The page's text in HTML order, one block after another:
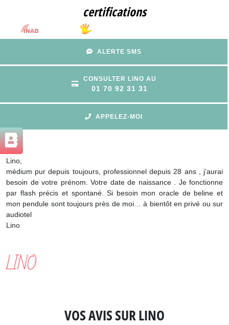
certifications
ALERTE SMS
CONSULTER LINO AU
01 70 92 31 31
APPELEZ-MOI
Lino,
médium pur depuis toujours, professionnel depuis 28 ans , j’aurai
besoin de votre prénom. Votre date de naissance . Je fonctionne
par flash précis et spontané. Si besoin mon oracle de beline et
mon pendule sont toujours près de moi… à bientôt en privé ou sur
audiotel
Lino
LINO
VOS AVIS SUR LINO